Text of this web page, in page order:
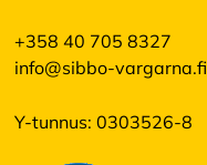
+358 40 705 8327
info@sibbo-vargarna.fi
Y-tunnus: 0303526-8